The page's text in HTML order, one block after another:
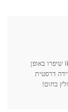
מעילי ההגנה מפני בזק קשת חשמלית של Iboate שיפרו באופן
דרסטית
בחום!